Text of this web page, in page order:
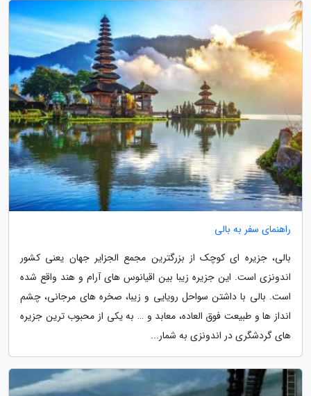
راهنمای سفر به بالی
بالی، جزیره ای کوچک از بزرگترین مجمع الجزایر جهان یعنی کشور
اندونزی است. این جزیره زیبا بین اقیانوس های آرام و هند واقع شده
است. بالی با داشتن سواحل رویایی و زیبا، صخره های مرجانی، چشم
انداز ها و طبیعت فوق العاده، معابد و … به یکی از محبوب ترین جزیره
های گردشگری در اندونزی به شمار...